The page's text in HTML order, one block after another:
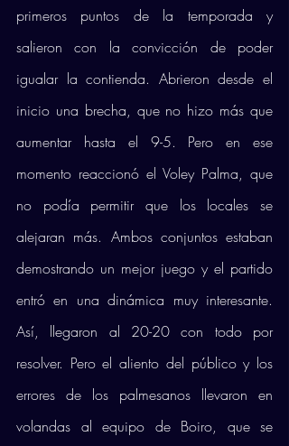
primeros puntos de la temporada y
salieron con la convicción de poder
igualar la contienda. Abrieron desde el
inicio una brecha, que no hizo más que
aumentar hasta el 9-5. Pero en ese
momento reaccionó el Voley Palma, que
no podía permitir que los locales se
alejaran más. Ambos conjuntos estaban
demostrando un mejor juego y el partido
entró en una dinámica muy interesante.
Así, llegaron al 20-20 con todo por
resolver. Pero el aliento del público y los
errores de los palmesanos llevaron en
volandas al equipo de Boiro, que se